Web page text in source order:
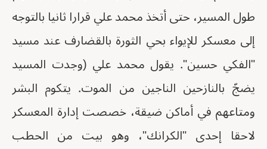
طول المسير، حتى أتخذ محمد علي قرارا ثانيا بالتوجه
إلى معسكر للإيواء بحي الثورة بالقضارف عند مسيد
"الفكي حسين". يقول محمد علي (وجدت المسيد
يضجّ بالنازحين الناجين من الموت. يتكوم البشر
ومتاعهم في أماكن ضيقة، خصصت إدارة المعسكر
لاحقا إحدى "الكرانك"، وهو بيت من الحطب